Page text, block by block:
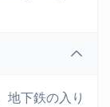
地下鉄の入り